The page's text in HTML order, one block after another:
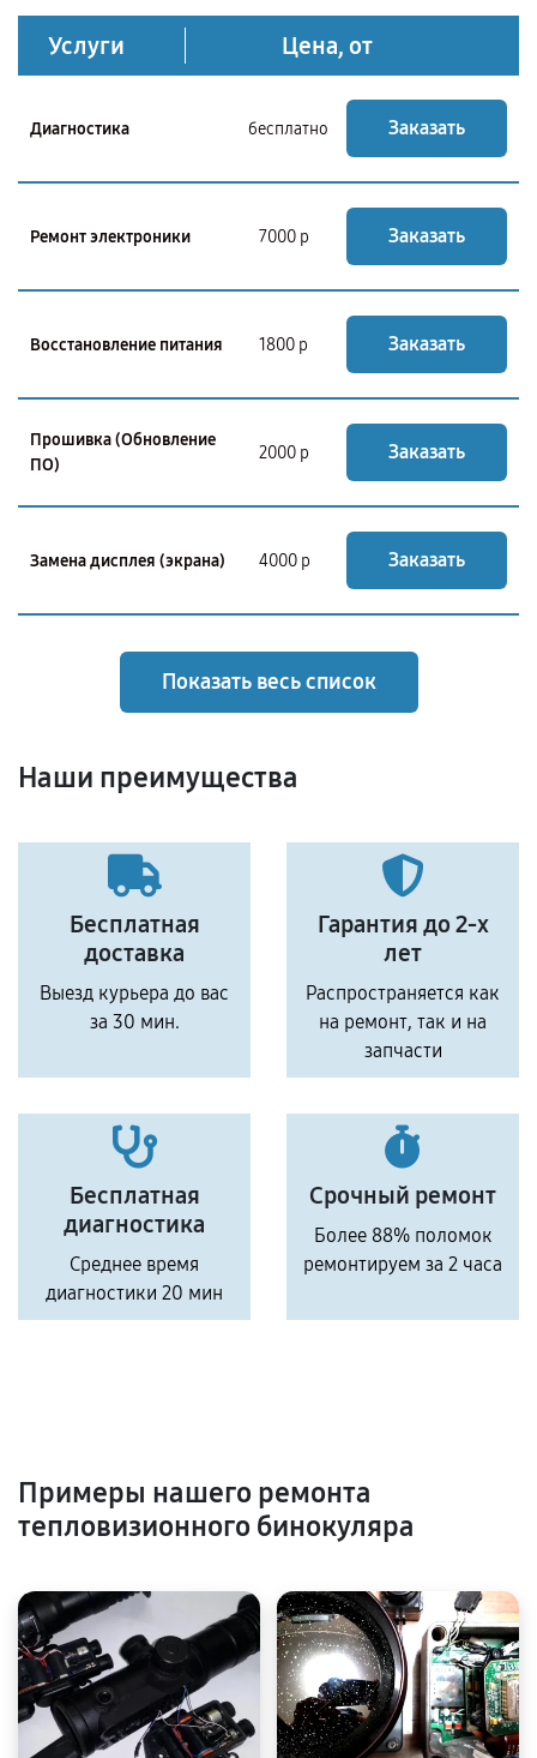
Услуги Цена, от
Диагностика бесплатно Заказать
Ремонт электроники 7000 р Заказать
Восстановление питания 1800 р Заказать
Прошивка (Обновление
ПО)
2000 р Заказать
Замена дисплея (экрана) 4000 р Заказать
Показать весь список
Наши преимущества
Бесплатная
доставка
Выезд курьера до вас
за 30 мин.
Гарантия до 2-х
лет
Распространяется как
на ремонт, так и на
запчасти
Бесплатная
диагностика
Среднее время
диагностики 20 мин
Срочный ремонт
Более 88% поломок
ремонтируем за 2 часа
Примеры нашего ремонта
тепловизионного бинокуляра